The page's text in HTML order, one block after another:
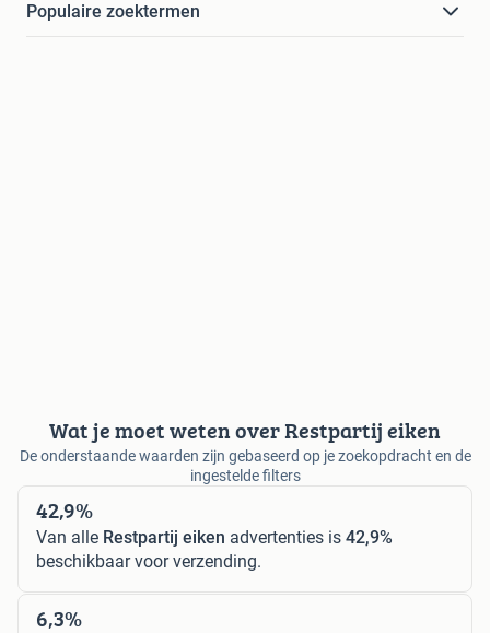
Populaire zoektermen
Wat je moet weten over Restpartij eiken
De onderstaande waarden zijn gebaseerd op je zoekopdracht en de
ingestelde filters
42,9%
Van alle Restpartij eiken advertenties is 42,9%
beschikbaar voor verzending.
6,3%